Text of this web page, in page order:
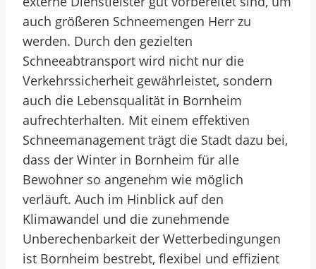
auch größeren Schneemengen Herr zu
werden. Durch den gezielten
Schneeabtransport wird nicht nur die
Verkehrssicherheit gewährleistet, sondern
auch die Lebensqualität in Bornheim
aufrechterhalten. Mit einem effektiven
Schneemanagement trägt die Stadt dazu bei,
dass der Winter in Bornheim für alle
Bewohner so angenehm wie möglich
verläuft. Auch im Hinblick auf den
Klimawandel und die zunehmende
Unberechenbarkeit der Wetterbedingungen
ist Bornheim bestrebt, flexibel und effizient